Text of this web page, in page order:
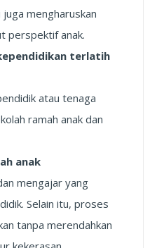
mengharuskan
perspektif anak.
terlatih
atau tenaga
ramah anak dan
anak
mengajar yang
Selain itu, proses
tanpa merendahkan